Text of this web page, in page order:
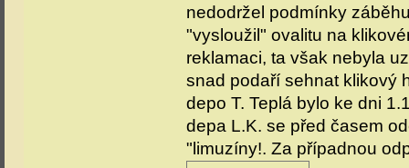
nedodržel podmínky
"vysloužil" ovalitu na
reklamaci, ta však nebyla
snad podaří sehnat klikový
depo T. Teplá bylo ke dni
depa L.K. se před časem
"limuzíny!. Za případnou